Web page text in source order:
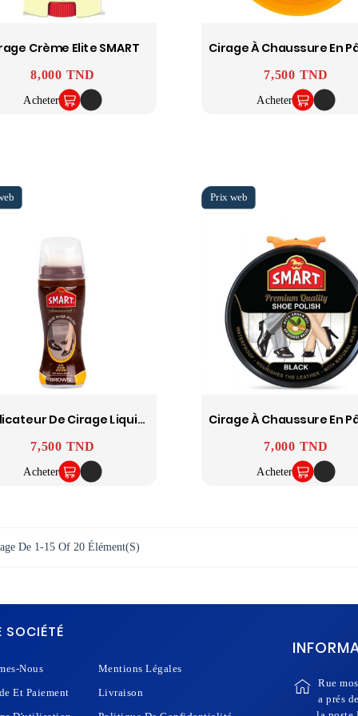
Crème Elite SMART
Prix
8,000 TND
Acheter
Prix
7,500 TND
Acheter
Applicateur De Cirage Liquide Smart
Prix
7,500 TND
Acheter
Prix
7,000 TND
Acheter
De 1-15 Of 20 Élément(s)
SOCIÉTÉ
Nous
Mentions Légales
Et Paiement
Livraison
Rue
a prés de